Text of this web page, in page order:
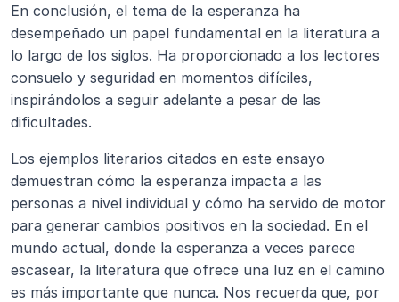
En conclusión, el tema de la esperanza ha
desempeñado un papel fundamental en la literatura a
lo largo de los siglos. Ha proporcionado a los lectores
consuelo y seguridad en momentos difíciles,
inspirándolos a seguir adelante a pesar de las
dificultades.
Los ejemplos literarios citados en este ensayo
demuestran cómo la esperanza impacta a las
personas a nivel individual y cómo ha servido de motor
para generar cambios positivos en la sociedad. En el
mundo actual, donde la esperanza a veces parece
escasear, la literatura que ofrece una luz en el camino
es más importante que nunca. Nos recuerda que, por